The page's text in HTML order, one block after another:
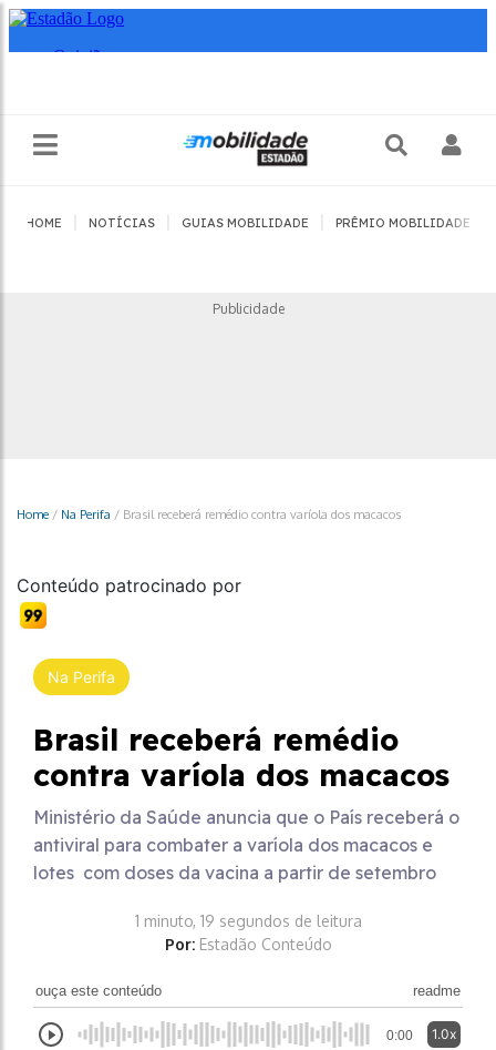
HOME NOTÍCIAS GUIAS MOBILIDADE PRÊMIO MOBILIDADE
Publicidade
Home / Na Perifa / Brasil receberá remédio contra varíola dos macacos
Conteúdo patrocinado por
Na Perifa
Brasil receberá remédio
contra varíola dos macacos
Ministério da Saúde anuncia que o País receberá o
antiviral para combater a varíola dos macacos e
lotes com doses da vacina a partir de setembro
1 minuto, 19 segundos de leitura
Por: Estadão Conteúdo
ouça este conteúdo readme
0:00 1.0x